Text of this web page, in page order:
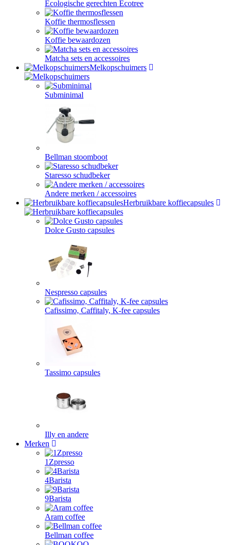
Ecologische gerechten Ecotree
Koffie thermosflessen
Koffie bewaardozen
Matcha sets en accessoires
Melkopschuimers
Subminimal
Bellman stoomboot
Staresso schudbeker
Andere merken / accessoires
Herbruikbare koffiecapsules
Dolce Gusto capsules
Nespresso capsules
Cafissimo, Caffitaly, K-fee capsules
Tassimo capsules
Illy en andere
Merken
1Zpresso
4Barista
9Barista
Aram coffee
Bellman coffee